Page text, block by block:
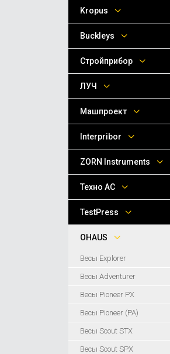
Kropus
Buckleys
Стройприбор
ЛУЧ
Машпроект
Interpribor
ZORN Instruments
Техно АС
TestPress
OHAUS
Весы Explorer
Весы Adventurer
Весы Pioneer PX
Весы Pioneer (PA)
Весы Scout STX
Весы Scout SPX